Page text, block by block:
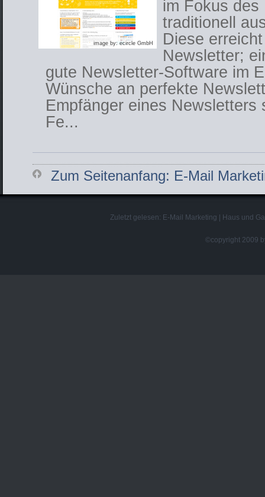
image by: ecircle GmbH
im Fokus
traditionell
Diese
Newsletter;
gute Newsletter-Software im
Wünsche an perfekte
Empfänger eines Newsletters
Fe...
Zum Seitenanfang: E-Mail
Zuletzt gelesen: E-Mail Marketing | Haus und
©copyright 2009